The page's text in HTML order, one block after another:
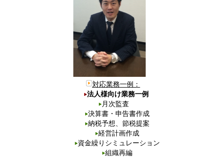
対応業務一例：
法人様向け業務一例
月次監査
決算書・申告書作成
納税予想、節税提案
経営計画作成
資金繰りシミュレーション
組織再編